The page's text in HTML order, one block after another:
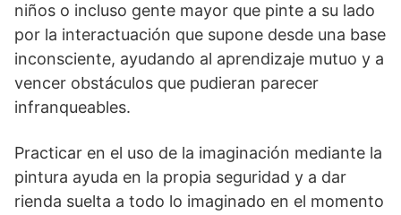
niños o incluso gente mayor que pinte a su lado
por la interactuación que supone desde una base
inconsciente, ayudando al aprendizaje mutuo y a
vencer obstáculos que pudieran parecer
infranqueables.
Practicar en el uso de la imaginación mediante la
pintura ayuda en la propia seguridad y a dar
rienda suelta a todo lo imaginado en el momento